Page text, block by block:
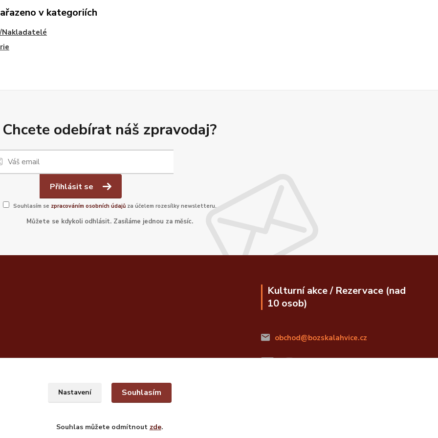
v kategoriích
Nakladatelé
Chcete odebírat náš zpravodaj?
Přihlásit se
Souhlasím se zpracováním osobních údajůza účelem rozesílky newsletteru.
Můžete se kdykoli odhlásit. Zasíláme jednou za měsíc.
Kulturní akce / Rezervace (nad
10 osob)
obchod@bozskalahvice.cz
Nastavení Souhlasím
Souhlas můžete odmítnout zde.